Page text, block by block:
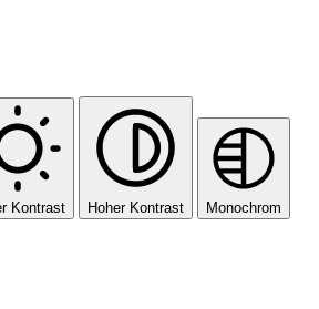
Kontrast Hoher Kontrast Monochrom